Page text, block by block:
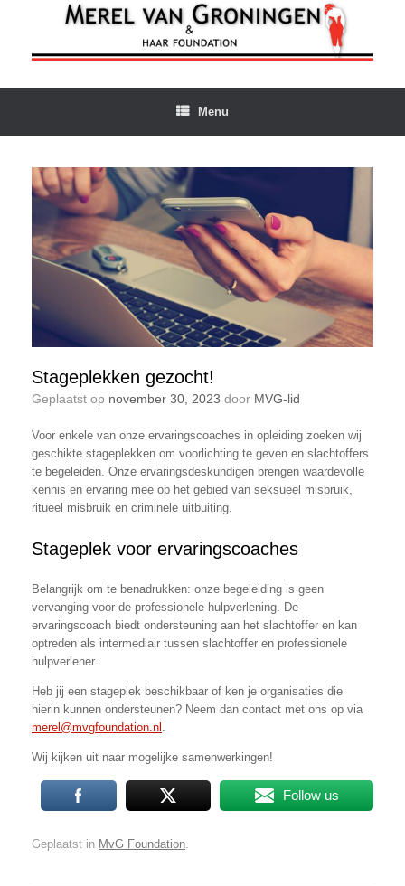
inhoud
Menu
Stageplekken gezocht!
Geplaatst op november 30, 2023 door MVG-lid
Voor enkele van onze ervaringscoaches in opleiding zoeken wij
geschikte stageplekken om voorlichting te geven en slachtoffers
te begeleiden. Onze ervaringsdeskundigen brengen waardevolle
kennis en ervaring mee op het gebied van seksueel misbruik,
ritueel misbruik en criminele uitbuiting.
Stageplek voor ervaringscoaches
Belangrijk om te benadrukken: onze begeleiding is geen
vervanging voor de professionele hulpverlening. De
ervaringscoach biedt ondersteuning aan het slachtoffer en kan
optreden als intermediair tussen slachtoffer en professionele
hulpverlener.
Heb jij een stageplek beschikbaar of ken je organisaties die
hierin kunnen ondersteunen? Neem dan contact met ons op via
merel@mvgfoundation.nl .
Wij kijken uit naar mogelijke samenwerkingen!
Follow us
Geplaatst in MvG Foundation